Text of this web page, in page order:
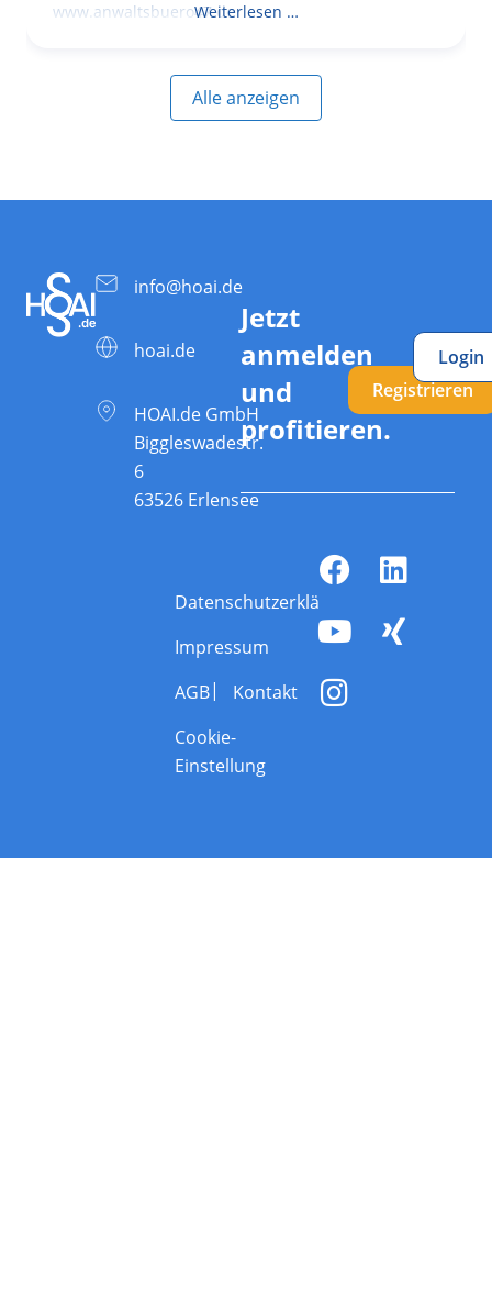
www.anwaltsbuero47.deWeiterlesen …
Alle anzeigen
info@hoai.de
hoai.de
HOAI.de GmbH
Biggleswadestr.
6
63526 Erlensee
Jetzt
anmelden
und
profitieren.
Registrieren
Login
Datenschutzerklärung
Impressum
AGB
Kontakt
Cookie-
Einstellung